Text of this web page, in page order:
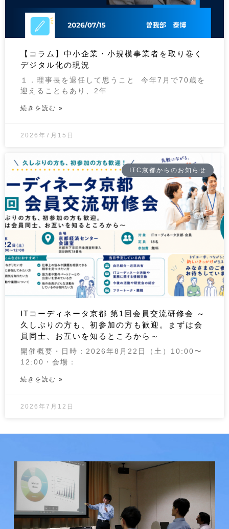
【コラム】中小企業・小規模事業者を取り巻く
デジタル化の現況
１．理事長を退任して思うこと 今年7月で70歳を
迎えることもあり、2年
続きを読む »
2026年7月15日
ITC京都からのお知らせ
ITコーディネータ京都 第1回会員交流研修会 ～
久しぶりの方も、初参加の方も歓迎。まずは会
員同士、お互いを知るところから～
開催概要・日時：2026年8月22日（土）10:00〜
12:00・会場：
続きを読む »
2026年7月12日